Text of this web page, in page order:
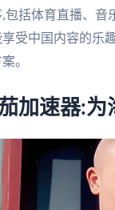
包括体育直播、音
受中国内容的乐
。
加速器:为